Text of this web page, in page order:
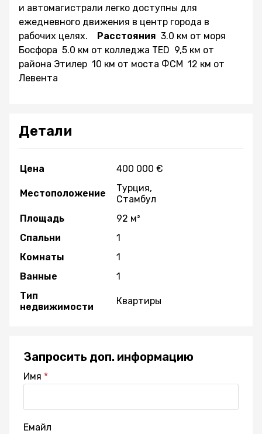
и автомагистрали легко доступны для
ежедневного движения в центр города в
рабочих целях. Расстояния 3.0 км от моря
Босфора 5.0 км от колледжа TED 9,5 км от
района Этилер 10 км от моста ФСМ 12 км от
Левента
Детали
Цена 400 000 €
Местоположение
Турция,
Стамбул
Площадь
92 м²
Спальни
1
Комнаты
1
Ванные
1
Тип
недвижимости
Квартиры
Запросить доп. информацию
Имя
Емайл